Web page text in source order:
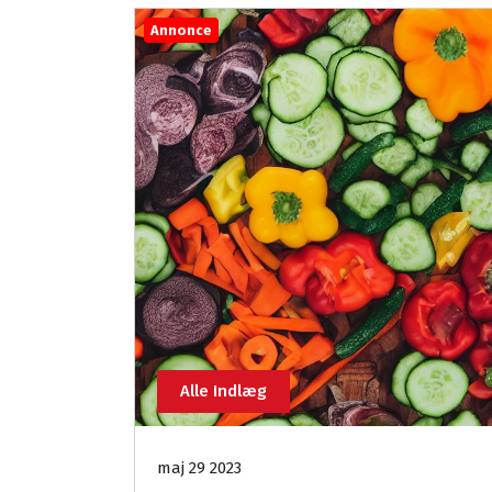
Annonce
Alle Indlæg
maj 29 2023